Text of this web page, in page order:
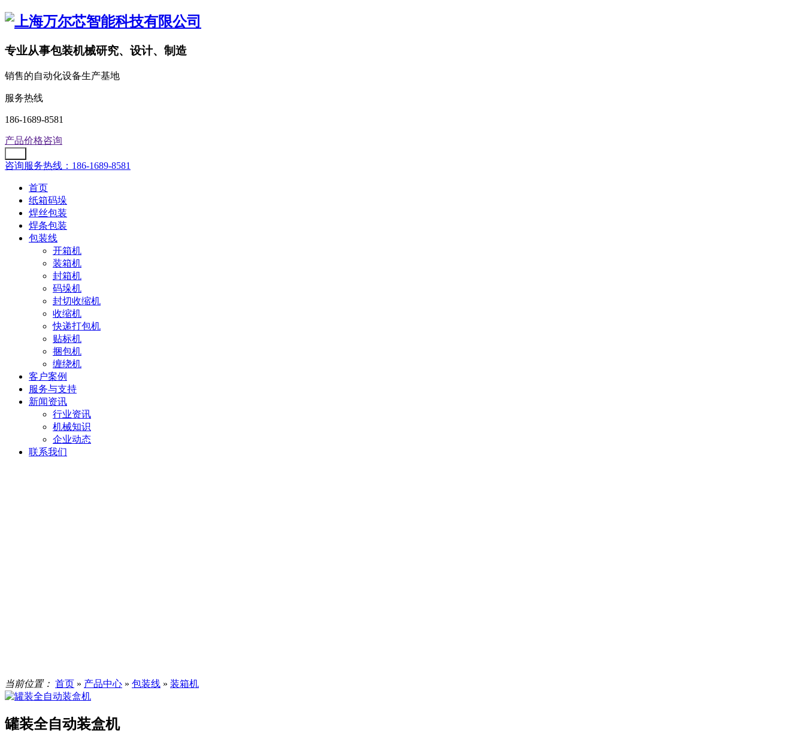
专业从事包装机械研究、设计、制造
销售的自动化设备生产基地
服务热线
186-1689-8581
产品价格咨询
咨询服务热线：186-1689-8581
首页
纸箱码垛
焊丝包装
焊条包装
包装线
开箱机
装箱机
封箱机
码垛机
封切收缩机
收缩机
快递打包机
贴标机
捆包机
缠绕机
客户案例
服务与支持
新闻资讯
行业资讯
机械知识
企业动态
联系我们
当前位置： 首页 » 产品中心 » 包装线 » 装箱机
罐装全自动装盒机